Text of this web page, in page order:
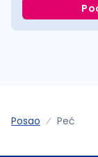
Posao Peć